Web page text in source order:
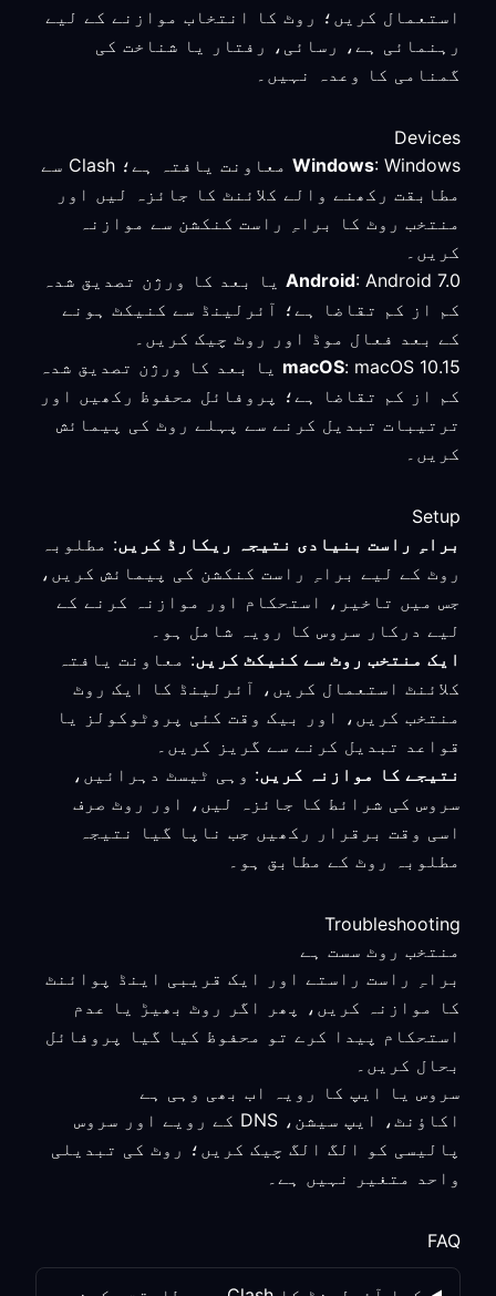
استعمال کریں؛ روٹ کا انتخاب موازنے کے لیے
رہنمائی ہے، رسائی، رفتار یا شناخت کی
گمنامی کا وعدہ نہیں۔
Devices
Windows
: Windows معاونت یافتہ ہے؛ Clash سے
مطابقت رکھنے والے کلائنٹ کا جائزہ لیں اور
منتخب روٹ کا براہِ راست کنکشن سے موازنہ
کریں۔
Android : Android 7.0 یا بعد کا ورژن تصدیق شدہ
کم از کم تقاضا ہے؛ آئرلینڈ سے کنیکٹ ہونے
کے بعد فعال موڈ اور روٹ چیک کریں۔
macOS : macOS 10.15 یا بعد کا ورژن تصدیق شدہ
کم از کم تقاضا ہے؛ پروفائل محفوظ رکھیں اور
ترتیبات تبدیل کرنے سے پہلے روٹ کی پیمائش
کریں۔
Setup
براہِ راست بنیادی نتیجہ ریکارڈ کریں: مطلوبہ
روٹ کے لیے براہِ راست کنکشن کی پیمائش کریں،
جس میں تاخیر، استحکام اور موازنہ کرنے کے
لیے درکار سروس کا رویہ شامل ہو۔
ایک منتخب روٹ سے کنیکٹ کریں: معاونت یافتہ
کلائنٹ استعمال کریں، آئرلینڈ کا ایک روٹ
منتخب کریں، اور بیک وقت کئی پروٹوکولز یا
قواعد تبدیل کرنے سے گریز کریں۔
نتیجے کا موازنہ کریں: وہی ٹیسٹ دہرائیں،
سروس کی شرائط کا جائزہ لیں، اور روٹ صرف
اسی وقت برقرار رکھیں جب ناپا گیا نتیجہ
مطلوبہ روٹ کے مطابق ہو۔
Troubleshooting
منتخب روٹ سست ہے
براہِ راست راستے اور ایک قریبی اینڈ پوائنٹ
کا موازنہ کریں، پھر اگر روٹ بھیڑ یا عدم
استحکام پیدا کرے تو محفوظ کیا گیا پروفائل
بحال کریں۔
سروس یا ایپ کا رویہ اب بھی وہی ہے
اکاؤنٹ، ایپ سیشن، DNS کے رویے اور سروس
پالیسی کو الگ الگ چیک کریں؛ روٹ کی تبدیلی
واحد متغیر نہیں ہے۔
FAQ